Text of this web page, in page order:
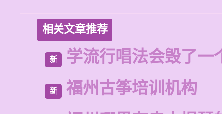
相关文章推荐
新 学流行唱法会毁了一
新
福州古筝培训机构